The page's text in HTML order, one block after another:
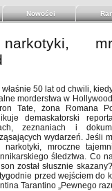
Nowości
właśnie 50 lat od chwili,
morderstwa w
Tate, żona Romana
demaskatorski
zeznaniach i
wydarzeń. Jeśli
narkotyki, mroczne
śledztwa. Co
został słusznie
przed wejściem do
Tarantino „Pewnego